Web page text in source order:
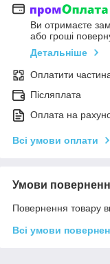
Ви отримаєте
або гроші
Детальніше
Оплатити
Післяплата
Оплата на
Всі умови оплати
Умови
Повернення товару
Всі умови